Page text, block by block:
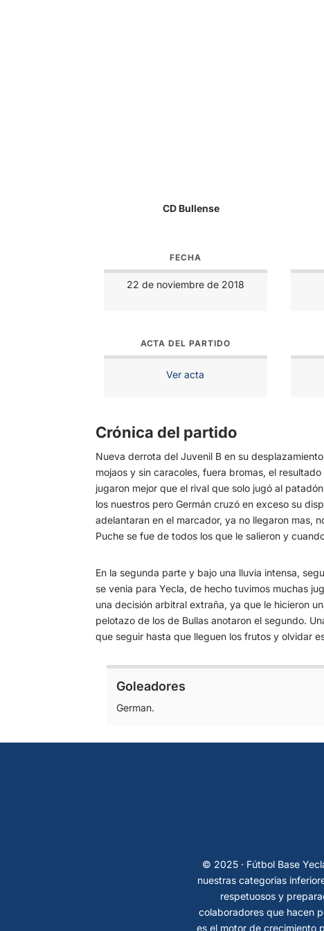
CD Bullense
FECHA
22 de noviembre de 2018
ACTA DEL PARTIDO
Ver acta
Crónica del partido
Nueva derrota del Juvenil B en su
mojaos y sin caracoles, fuera bromas, el
jugaron mejor que el rival que solo jugó al
los nuestros pero Germán cruzó en exceso su
adelantaran en el marcador, ya no llegaron mas,
Puche se fue de todos los que le salieron y
En la segunda parte y bajo una lluvia intensa,
se venia para Yecla, de hecho tuvimos muchas
una decisión arbitral extraña, ya que le hicieron
pelotazo de los de Bullas anotaron el segundo.
que seguir hasta que lleguen los frutos y olvidar
Goleadores
German.
© 2025 · Fútbol Base
nuestras categorías
respetuosos y
colaboradores que hacen
es el motor de crecimiento